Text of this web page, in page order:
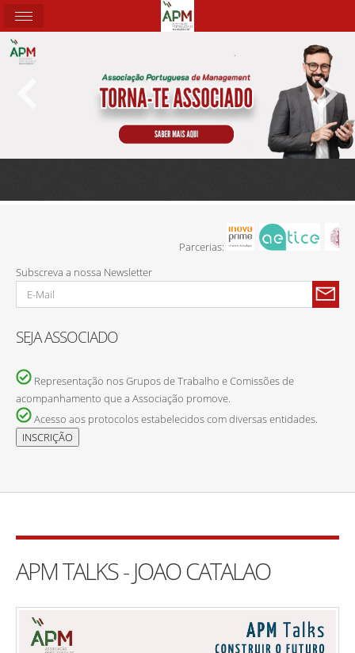
Parcerias:
Subscreva a nossa Newsletter
SEJA ASSOCIADO
Representação nos Grupos de Trabalho e Comissões de
acompanhamento que a Associação promove.
Acesso aos protocolos estabelecidos com diversas entidades.
APM TALKS - JOAO CATALAO